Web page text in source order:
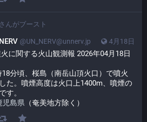
さんがブースト
4月18日
@UN_NERV@unnerv.jp
火に関する火山観測報 2026年04月18日
18分頃、桜島（南岳山頂火口）で噴火
た。噴煙高度は火口上1400m、噴煙の
す。
児島県 （奄美地方除く）